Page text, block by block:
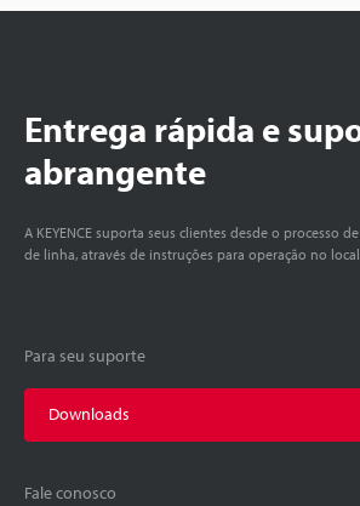
Entrega rápida e
abrangente
A KEYENCE suporta seus clientes desde o processo
de linha, através de instruções para operação no
Para seu suporte
Downloads
Fale conosco